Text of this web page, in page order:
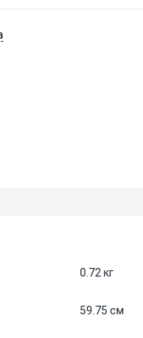
0.72 кг
59.75 см